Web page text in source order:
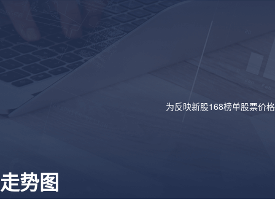
为反映新股168榜单股票价
走势图